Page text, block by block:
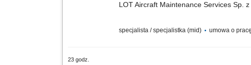
LOT Aircraft Maintenance Services Sp. z
specjalista / specjalistka (mid) umowa o
23 godz.